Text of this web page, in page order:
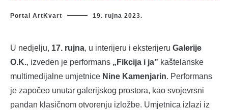
Portal ArtKvart 19. rujna 2023.
U nedjelju, 17. rujna, u interijeru i eksterijeru Galerije
O.K., izveden je performans „Fikcija i ja” kaštelanske
multimedijalne umjetnice Nine Kamenjarin. Performans
je započeo unutar galerijskog prostora, kao svojevrsni
pandan klasičnom otvorenju izložbe. Umjetnica izlazi iz